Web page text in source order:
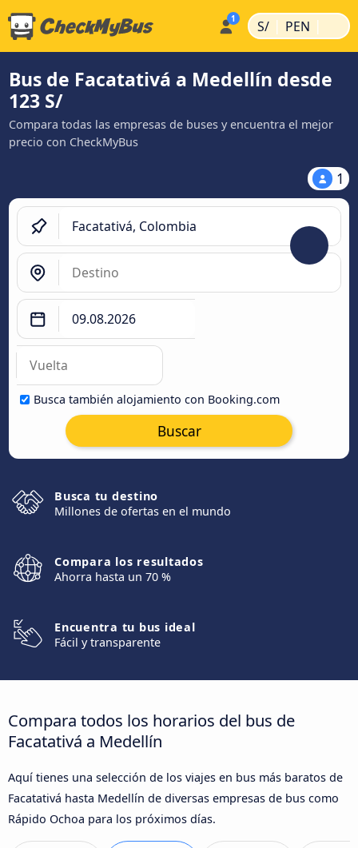
S/ | PEN |
Bus de Facatativá a Medellín desde
123 S/
Compara todas las empresas de buses y encuentra el mejor
precio con CheckMyBus
1
Busca también alojamiento con Booking.com
Buscar
Busca tu destino
Millones de ofertas en el mundo
Compara los resultados
Ahorra hasta un 70 %
Encuentra tu bus ideal
Fácil y transparente
Compara todos los horarios del bus de
Facatativá a Medellín
Aquí tienes una selección de los viajes en bus más baratos de
Facatativá hasta Medellín de diversas empresas de bus como
Rápido Ochoa para los próximos días.